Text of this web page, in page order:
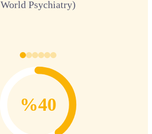
World Psychiatry)
%40